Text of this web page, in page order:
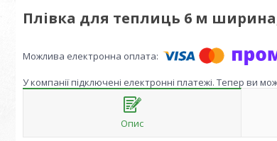
Плівка для теплиць 6 м
У компанії підключені електронні платежі. Тепер ви
Опис